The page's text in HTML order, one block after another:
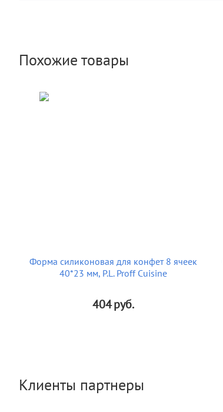
Похожие товары
Форма силиконовая для конфет 8 ячеек
40*23 мм, P.L. Proff Cuisine
404руб.
Клиенты партнеры